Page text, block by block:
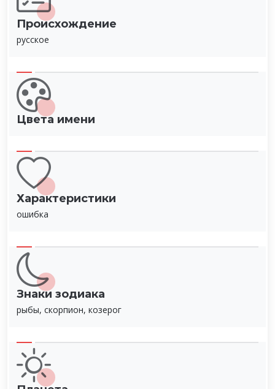
Происхождение
русское
Цвета имени
Характеристики
ошибка
Знаки зодиака
рыбы, скорпион, козерог